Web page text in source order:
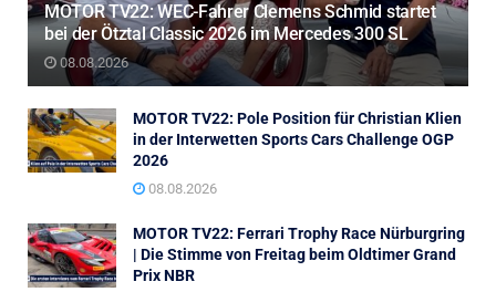
MOTOR TV22: WEC-Fahrer Clemens Schmid startet
bei der Ötztal Classic 2026 im Mercedes 300 SL
08.08.2026
MOTOR TV22: Pole Position für Christian Klien
in der Interwetten Sports Cars Challenge OGP
2026
08.08.2026
MOTOR TV22: Ferrari Trophy Race Nürburgring
| Die Stimme von Freitag beim Oldtimer Grand
Prix NBR